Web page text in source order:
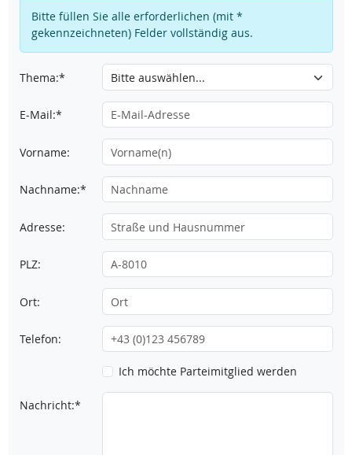
Bitte füllen Sie alle erforderlichen (mit *
gekennzeichneten) Felder vollständig aus.
Thema:*
E-Mail:*
Vorname:
Nachname:*
Adresse:
PLZ:
Ort:
Telefon:
Ich möchte Parteimitglied werden
Nachricht:*